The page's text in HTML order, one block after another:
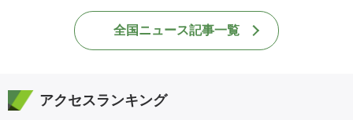
全国ニュース記事一覧
アクセスランキング